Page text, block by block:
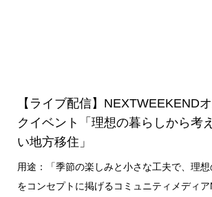
【ライブ配信】NEXTWEEKEND
クイベント「理想の暮らしから考
い地方移住」
用途：「季節の楽しみと小さな工夫で、理想
をコンセプトに掲げるコミュニティメディ